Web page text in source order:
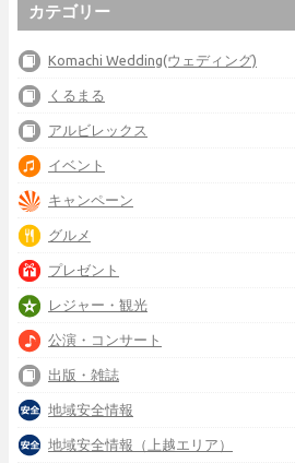
カテゴリー
Komachi Wedding(ウェディング)
くるまる
アルビレックス
イベント
キャンペーン
グルメ
プレゼント
レジャー・観光
公演・コンサート
出版・雑誌
地域安全情報
地域安全情報（上越エリア）